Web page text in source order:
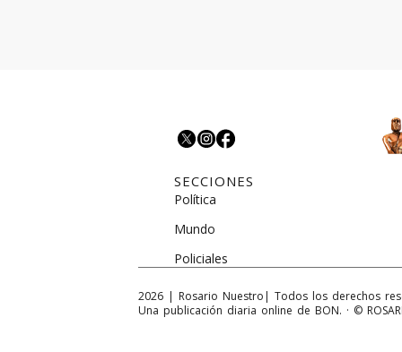
SECCIONES
Política
Mundo
Policiales
2026 | Rosario Nuestro | Todos los derechos
Una publicación diaria online de BON. · ©